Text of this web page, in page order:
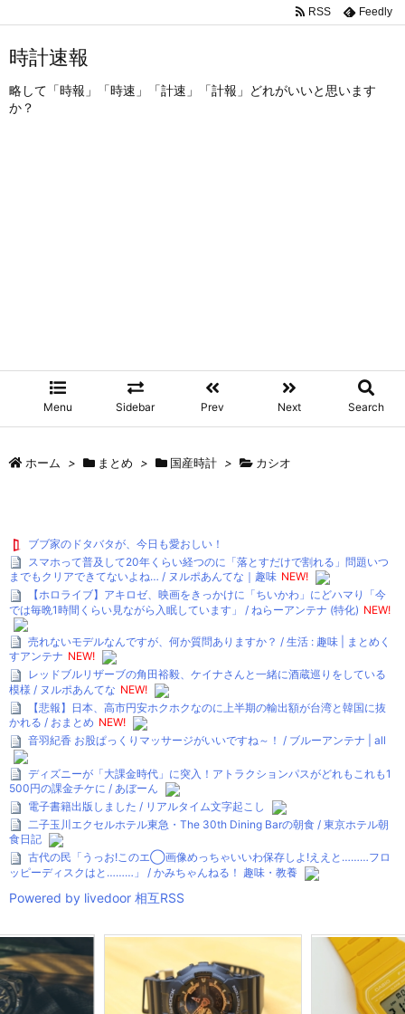
時計速報
略して「時報」「時速」「計速」「計報」どれがいいと思います
か？
Menu Sidebar Prev Next Search
RSS Feedly
ホーム > まとめ > 国産時計 > カシオ
ブブ家のドタバタが、今日も愛おしい！
スマホって普及して20年くらい経つのに「落とすだけで割れる」問題いつ
までもクリアできてないよね… / ヌルポあんてな｜趣味 NEW!
【ホロライブ】アキロゼ、映画をきっかけに「ちいかわ」にどハマり「今
では毎晩1時間くらい見ながら入眠しています」 / ねらーアンテナ (特化) NEW!
売れないモデルなんですが、何か質問ありますか？ / 生活 : 趣味 | まとめく
すアンテナ NEW!
レッドブルリザーブの角田裕毅、ケイナさんと一緒に酒蔵巡りをしている
模様 / ヌルポあんてな NEW!
【悲報】日本、高市円安ホクホクなのに上半期の輸出額が台湾と韓国に抜
かれる / おまとめ NEW!
音羽紀香 お股ぱっくりマッサージがいいですね～！ / ブルーアンテナ | all
ディズニーが「大課金時代」に突入！アトラクションパスがどれもこれも1
500円の課金チケに / あぼーん
電子書籍出版しました / リアルタイム文字起こし
二子玉川エクセルホテル東急・The 30th Dining Barの朝食 / 東京ホテル朝
食日記
古代の民「うっお!このエ◯画像めっちゃいいわ保存しよ!ええと………フロ
ッピーディスクはと………」 / かみちゃんねる！ 趣味・教養
Powered by livedoor 相互RSS